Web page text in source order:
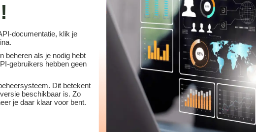
documentatie, klik je
beheren als je nodig hebt
gebruikers hebben geen
Dit betekent
beschikbaar is. Zo
je daar klaar voor bent.